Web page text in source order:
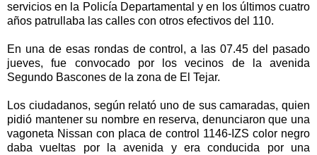
servicios en la Policía Departamental y en los últimos cuatro
años patrullaba las calles con otros efectivos del 110.
En una de esas rondas de control, a las 07.45 del pasado
jueves, fue convocado por los vecinos de la avenida
Segundo Bascones de la zona de El Tejar.
Los ciudadanos, según relató uno de sus camaradas, quien
pidió mantener su nombre en reserva, denunciaron que una
vagoneta Nissan con placa de control 1146-IZS color negro
daba vueltas por la avenida y era conducida por una